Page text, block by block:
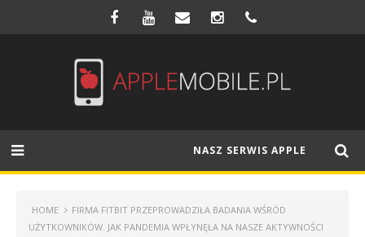
NASZ SERWIS APPLE
HOME
FIRMA FITBIT PRZEPROWADZIŁA BADANIA WŚRÓD
UŻYTKOWNIKÓW. JAK PANDEMIA WPŁYNĘŁA NA NASZE AKTYWNOŚCI